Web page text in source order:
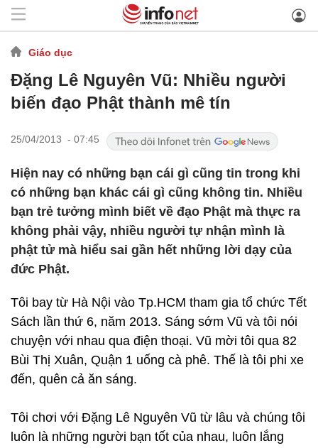
Giáo dục
Đặng Lê Nguyên Vũ: Nhiều người
biến đạo Phật thành mê tín
25/04/2013 - 07:45
Hiện nay có những bạn cái gì cũng tin trong khi
có những bạn khác cái gì cũng không tin. Nhiều
bạn trẻ tưởng mình biết về đạo Phật mà thực ra
không phải vậy, nhiều người tự nhận mình là
phật tử mà hiểu sai gần hết những lời dạy của
đức Phật.
Tôi bay từ Hà Nội vào Tp.HCM tham gia tổ chức Tết
Sách lần thứ 6, năm 2013. Sáng sớm Vũ và tôi nói
chuyện với nhau qua điện thoại. Vũ mời tôi qua 82
Bùi Thị Xuân, Quận 1 uống cà phê. Thế là tôi phi xe
đến, quên cả ăn sáng.
Tôi chơi với Đặng Lê Nguyên Vũ từ lâu và chúng tôi
luôn là những người bạn tốt của nhau, luôn lắng